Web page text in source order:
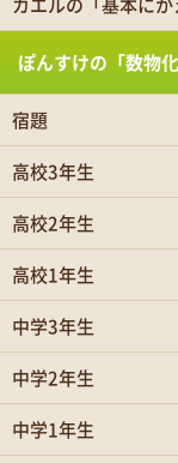
ぽんすけの「数物
宿題
高校3年生
高校2年生
高校1年生
中学3年生
中学2年生
中学1年生